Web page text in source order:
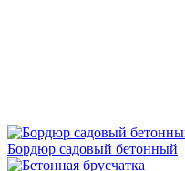
Бордюр садовый бетонный